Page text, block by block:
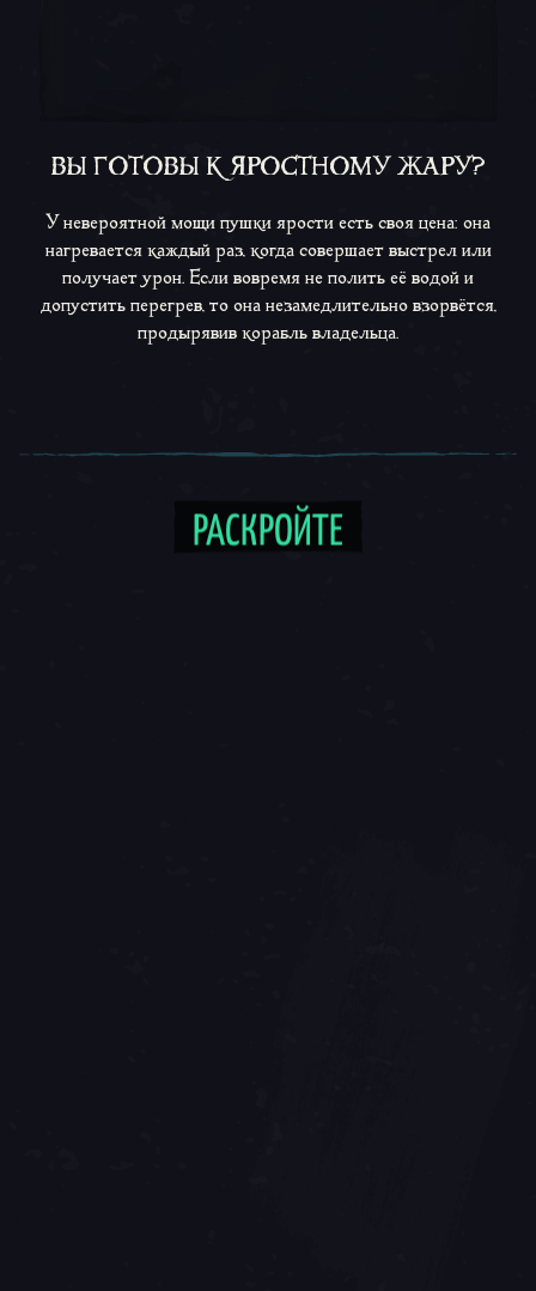
ВЫ ГОТОВЫ К ЯРОСТНОМУ ЖАРУ?
У невероятной мощи пушки ярости есть своя цена: она
нагревается каждый раз, когда совершает выстрел или
получает урон. Если вовремя не полить её водой и
допустить перегрев, то она незамедлительно взорвётся,
продырявив корабль владельца.
РАСКРОЙТЕ